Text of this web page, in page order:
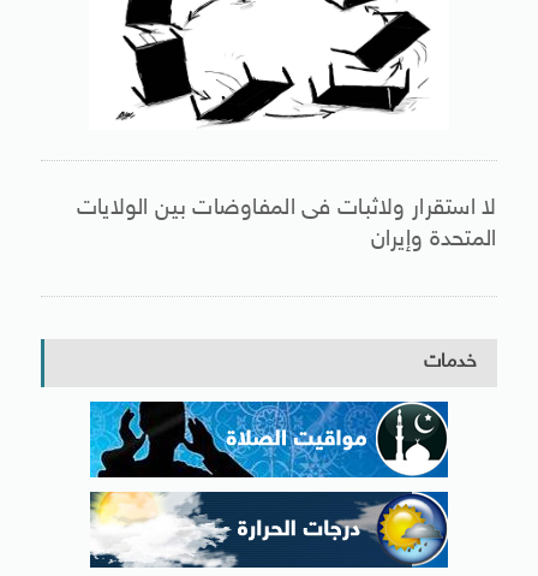
لا استقرار ولاثبات فى المفاوضات بين الولايات
المتحدة وإيران
خدمات